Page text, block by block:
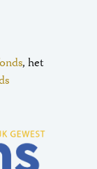
, het